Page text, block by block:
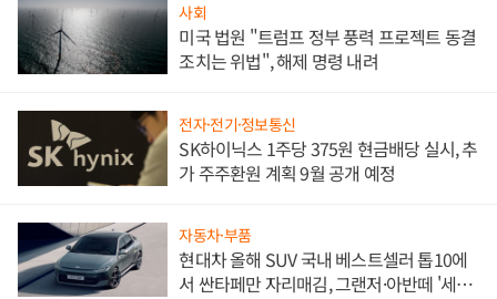
사회
미국 법원 "트럼프 정부 풍력 프로젝트 동결
조치는 위법", 해제 명령 내려
전자·전기·정보통신
SK하이닉스 1주당 375원 현금배당 실시, 추
가 주주환원 계획 9월 공개 예정
자동차·부품
현대차 올해 SUV 국내 베스트셀러 톱10에
서 싼타페만 자리매김, 그랜저·아반떼 '세단